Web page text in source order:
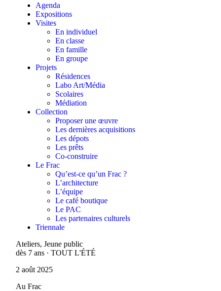
Agenda
Expositions
Visites
En individuel
En classe
En famille
En groupe
Projets
Résidences
Labo Art/Média
Scolaires
Médiation
Collection
Proposer une œuvre
Les dernières acquisitions
Les dépots
Les prêts
Co-construire
Le Frac
Qu’est-ce qu’un Frac ?
L’architecture
L’équipe
Le café boutique
Le PAC
Les partenaires culturels
Triennale
Ateliers, Jeune public
dès 7 ans · TOUT L'ÉTÉ
2 août 2025
Au Frac